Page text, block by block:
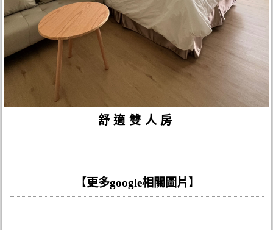
舒適雙人房
【更多google相關圖片 】